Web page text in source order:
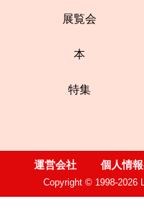
展覧会
本
特集
運営会社 個人情
Copyright © 1998-2026